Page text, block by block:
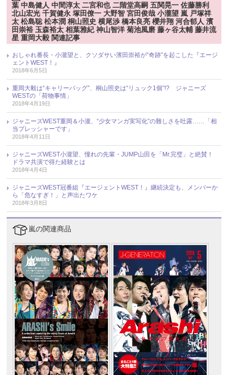
葉 中島健人 中間淳太 二宮和也 二階堂高嗣 五関晃一 佐藤勝利
北山宏光 千賀健永 塚田僚一 大野智 宮田俊哉 小瀧望 嵐 戸塚祥
太 松島聡 松本潤 桐山照史 横尾渉 橋本良亮 櫻井翔 河合郁人 濱
田崇裕 玉森裕太 相葉雅紀 神山智洋 菊池風磨 藤ヶ谷太輔 藤井流
星 重岡大毅 関連記事
おしゃれ番長・小瀧望と、クソダサい濱田崇裕が“奇跡”を起こした『エージ
ェントWEST！』
2018年6月5日
重岡大毅は“キャリーバッグ”、桐山照史は“リュック1個”!? ジャニーズ
WESTの「荷物事情」
2018年4月19日
ジャニーズWEST重岡＆小瀧、“少女マンガ実写化”の難しさを吐露……「相
当プレッシャーです」
2018年4月11日
ジャニーズWEST小瀧望、憧れの先輩・JUMP山田を「Mr.完璧」と絶賛！
ドラマ共演で得た経験とは
2018年4月4日
ジャニーズWEST冠番組『エージェントWEST！』継続決定も、メンバーか
ら「危なすぎ！」と声出たワケ
2018年3月8日
嵐の関連商品